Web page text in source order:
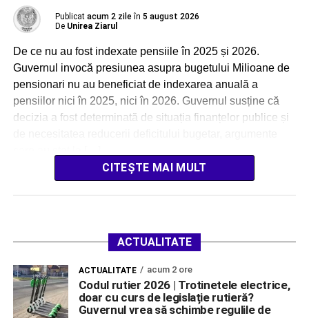
Publicat acum 2 zile în 5 august 2026
De Unirea Ziarul
De ce nu au fost indexate pensiile în 2025 și 2026.
Guvernul invocă presiunea asupra bugetului Milioane de
pensionari nu au beneficiat de indexarea anuală a
pensiilor nici în 2025, nici în 2026. Guvernul susține că
decizia a fost determinată de situația finanțelor publice și
CITEȘTE MAI MULT
ACTUALITATE
ACTUALITATE acum 2 ore
Codul rutier 2026 | Trotinetele electrice,
doar cu curs de legislație rutieră?
Guvernul vrea să schimbe regulile de